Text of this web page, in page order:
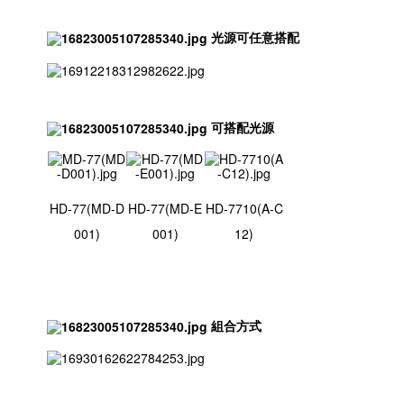
光源可任意搭配
可搭配光源
HD-77(MD-D
001)
HD-77(MD-E
001)
HD-7710(A-C
12)
組合方式